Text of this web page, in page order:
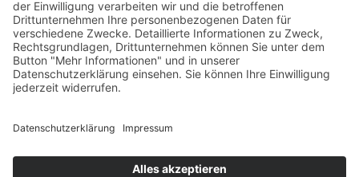
Berufe im Fokus
Offene Ausbildungsplätze